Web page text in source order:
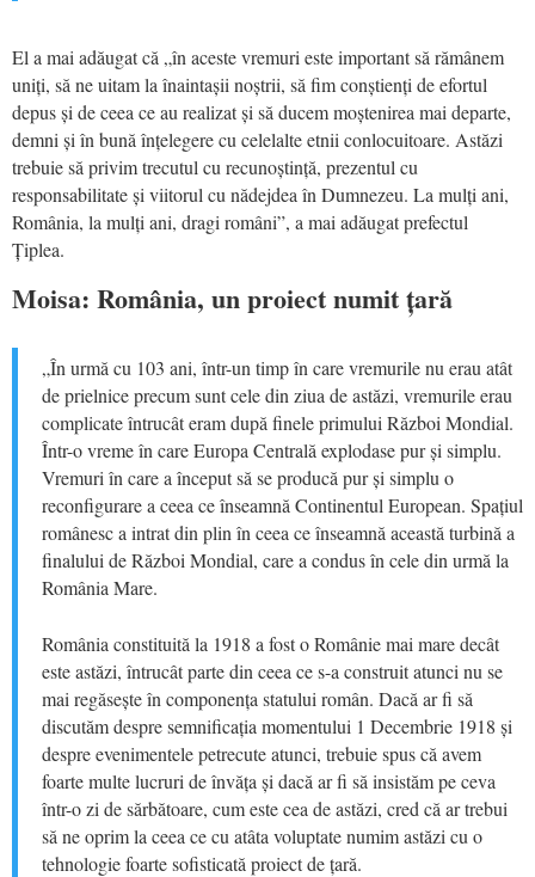
El a mai adăugat că „în aceste vremuri este important să rămânem
uniți, să ne uitam la înaintașii noștrii, să fim conștienți de efortul
depus și de ceea ce au realizat și să ducem moștenirea mai departe,
demni și în bună înțelegere cu celelalte etnii conlocuitoare. Astăzi
trebuie să privim trecutul cu recunoștință, prezentul cu
responsabilitate și viitorul cu nădejdea în Dumnezeu. La mulți ani,
România, la mulți ani, dragi români”, a mai adăugat prefectul
Țiplea.
Moisa: România, un proiect numit țară
„În urmă cu 103 ani, într-un timp în care vremurile nu erau atât
de prielnice precum sunt cele din ziua de astăzi, vremurile erau
complicate întrucât eram după finele primului Război Mondial.
Într-o vreme în care Europa Centrală explodase pur și simplu.
Vremuri în care a început să se producă pur și simplu o
reconfigurare a ceea ce înseamnă Continentul European. Spațiul
românesc a intrat din plin în ceea ce înseamnă această turbină a
finalului de Război Mondial, care a condus în cele din urmă la
România Mare.
România constituită la 1918 a fost o Românie mai mare decât
este astăzi, întrucât parte din ceea ce s-a construit atunci nu se
mai regăsește în componența statului român. Dacă ar fi să
discutăm despre semnificația momentului 1 Decembrie 1918 și
despre evenimentele petrecute atunci, trebuie spus că avem
foarte multe lucruri de învăța și dacă ar fi să insistăm pe ceva
într-o zi de sărbătoare, cum este cea de astăzi, cred că ar trebui
să ne oprim la ceea ce cu atâta voluptate numim astăzi cu o
tehnologie foarte sofisticată proiect de țară.